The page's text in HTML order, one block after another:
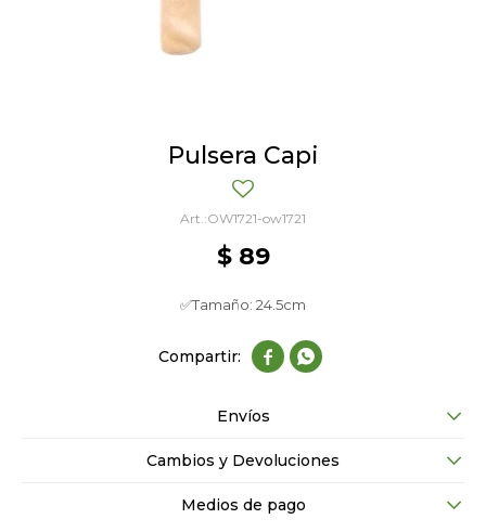
Pulsera Capi
OW1721-ow1721
$ 89
✅Tamaño: 24.5cm
 
Envíos
Cambios y Devoluciones
Medios de pago